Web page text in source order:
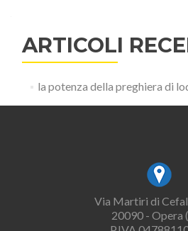
ARTICOLI
la potenza della preghiera di
Via Martiri di
20090 - Opera